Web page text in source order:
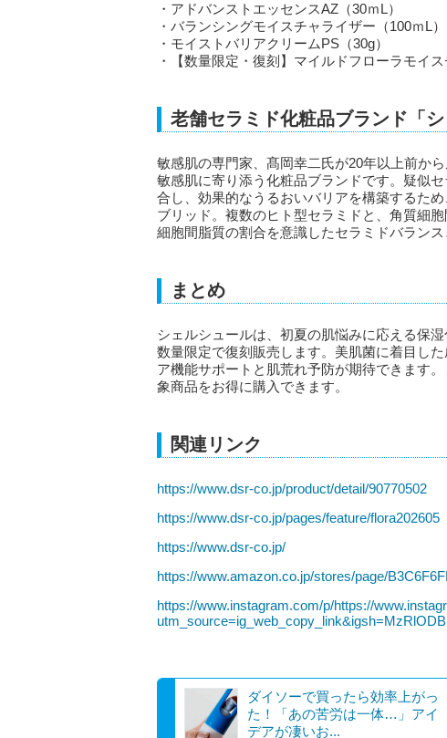
・アドバンストエッセンスAZ（30ｍL）
・バランシングモイスチャライザー（100ｍL）
・モイストバリアクリームPS（30g）
・【数量限定・復刻】マイルドフローラモイス
老舗セラミド化粧品ブランド「
敏感肌の専門家、髙岡幸二氏が20年以上前か
敏感肌に寄り添う化粧品ブランドです。疑似
合し、効果的なうるおいバリアを構築するた
ブリッド。複数のヒト型セラミドと、角質細
細胞間脂質の割合を意識したセラミドバランス
まとめ
シェルシュールは、初夏の肌悩みに応える保
数量限定で復刻販売します。美肌菌に着目し
ア機能サポートと肌荒れ予防が期待できます
象商品をお得に購入できます。
関連リンク
https://www.dsr-co.jp/product/detail/90770502
https://www.dsr-co.jp/pages/feature/flora202605
https://www.dsr-co.jp/
https://www.amazon.co.jp/stores/page/
https://www.instagram.com/p/https://
ダイソーで買ったら効率上がっ
た！「あの苦労は一体…」アイ
デアが凄いお...